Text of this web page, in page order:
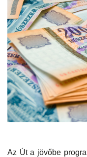
Az Út a jövőbe